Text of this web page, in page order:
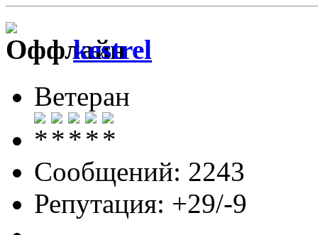
kestrel
Ветеран
Сообщений: 2243
Репутация: +29/-9